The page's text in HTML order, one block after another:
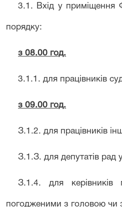
3.1. Вхід у приміщення
порядку:
з 08.00 год.
3.1.1.для працівників
з 09.00 год.
З.1 .2. для працівників
З.1.З. для депутатів рад
З.1.4. для керівників
погодженими з головою чи